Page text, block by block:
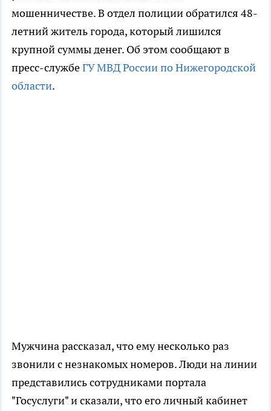
мошенничестве. В отдел полиции обратился 48-
летний житель города, который лишился
крупной суммы денег. Об этом сообщают в
пресс-службеГУ МВД России по Нижегородской
области.
Мужчина рассказал, что ему несколько раз
звонили с незнакомых номеров. Люди на линии
представились сотрудниками портала
"Госуслуги" и сказали, что его личный кабинет